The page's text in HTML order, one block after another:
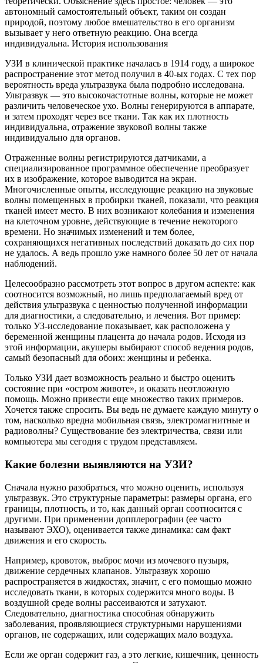
автономный самостоятельный объект, таким он создан
природой, поэтому любое вмешательство в его организм
вызывает у него ответную реакцию. Она всегда
индивидуальна. История использования
УЗИ в клинической практике началась в 1914 году, а широкое
распространение этот метод получил в 40-ых годах. С тех пор
вероятность вреда ультразвука была подробно исследована.
Ультразвук — это высокочастотные волны, которые не может
различить человеческое ухо. Волны генерируются в аппарате,
и затем проходят через все ткани. Так как их плотность
индивидуальна, отражение звуковой волны также
индивидуально для органов.
Отраженные волны регистрируются датчиками, а
специализированное программное обеспечение преобразует
их в изображение, которое выводится на экран.
Многочисленные опыты, исследующие реакцию на звуковые
волны помещенных в пробирки тканей, показали, что реакция
тканей имеет место. В них возникают колебания и изменения
на клеточном уровне, действующие в течение некоторого
времени. Но значимых изменений и тем более,
сохраняющихся негативных последствий доказать до сих пор
не удалось. А ведь прошло уже намного более 50 лет от начала
наблюдений.
Целесообразно рассмотреть этот вопрос в другом аспекте: как
соотносится возможный, но лишь предполагаемый вред от
действия ультразвука с ценностью полученной информации
для диагностики, а следовательно, и лечения. Вот пример:
только УЗ-исследование показывает, как расположена у
беременной женщины плацента до начала родов. Исходя из
этой информации, акушеры выбирают способ ведения родов,
самый безопасный для обоих: женщины и ребенка.
Только УЗИ дает возможность реально и быстро оценить
состояние при «остром животе», и оказать неотложную
помощь. Можно привести еще множество таких примеров.
Хочется также спросить. Вы ведь не думаете каждую минуту о
том, насколько вредна мобильная связь, электромагнитные и
радиоволны? Существование без электричества, связи или
компьютера мы сегодня с трудом представляем.
Какие болезни выявляются на УЗИ?
Сначала нужно разобраться, что можно оценить, используя
ультразвук. Это структурные параметры: размеры органа, его
границы, плотность, и то, как данный орган соотносится с
другими. При применении допплерографии (ее часто
называют ЭХО), оценивается также динамика: сам факт
движения и его скорость.
Например, кровоток, выброс мочи из мочевого пузыря,
движение сердечных клапанов. Ультразвук хорошо
распространяется в жидкостях, значит, с его помощью можно
исследовать ткани, в которых содержится много воды. В
воздушной среде волны рассеиваются и затухают.
Следовательно, диагностика способная обнаружить
заболевания, проявляющиеся структурными нарушениями
органов, не содержащих, или содержащих мало воздуха.
Если же орган содержит газ, а это легкие, кишечник, ценность